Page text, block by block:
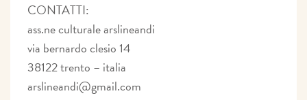
CONTATTI:
ass.ne culturale arslineandi
via bernardo clesio 14
38122 trento – italia
arslineandi@gmail.com